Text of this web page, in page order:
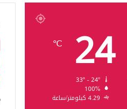
24
℃
100%
4.29 كيلومتر/ساعة